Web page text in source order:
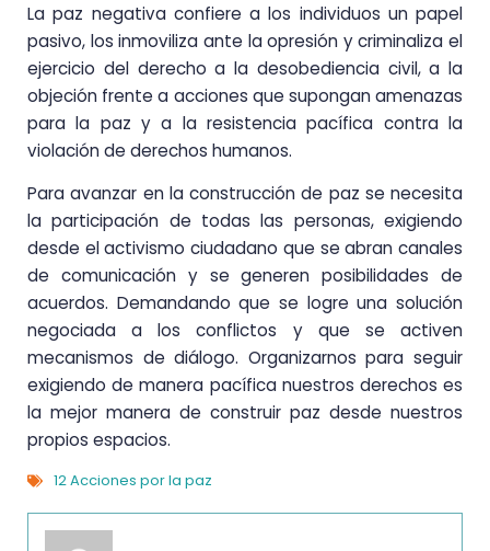
La paz negativa confiere a los individuos un papel
pasivo, los inmoviliza ante la opresión y criminaliza el
ejercicio del derecho a la desobediencia civil, a la
objeción frente a acciones que supongan amenazas
para la paz y a la resistencia pacífica contra la
violación de derechos humanos.
Para avanzar en la construcción de paz se necesita
la participación de todas las personas, exigiendo
desde el activismo ciudadano que se abran canales
de comunicación y se generen posibilidades de
acuerdos. Demandando que se logre una solución
negociada a los conflictos y que se activen
mecanismos de diálogo. Organizarnos para seguir
exigiendo de manera pacífica nuestros derechos es
la mejor manera de construir paz desde nuestros
propios espacios.
12 Acciones por la paz